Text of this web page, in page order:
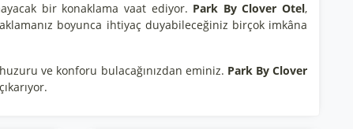
bir konaklama vaat ediyor. Park By Clover Otel,
boyunca ihtiyaç duyabileceğiniz birçok imkâna
huzuru ve konforu bulacağınızdan eminiz. Park By Clover